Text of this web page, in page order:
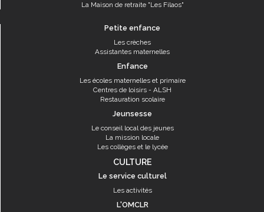
La Maison de retraite "Les Filaos"
Petite enfance
Les crèches
Assistantes maternelles
Enfance
Les écoles maternelles et primaire
Centres de loisirs - ALSH
Restauration scolaire
Jeunsesse
Le conseil local des jeunes
La mission locale
Les collèges et le lycée
CULTURE
Le service culturel
Les activités
L'OMCLR